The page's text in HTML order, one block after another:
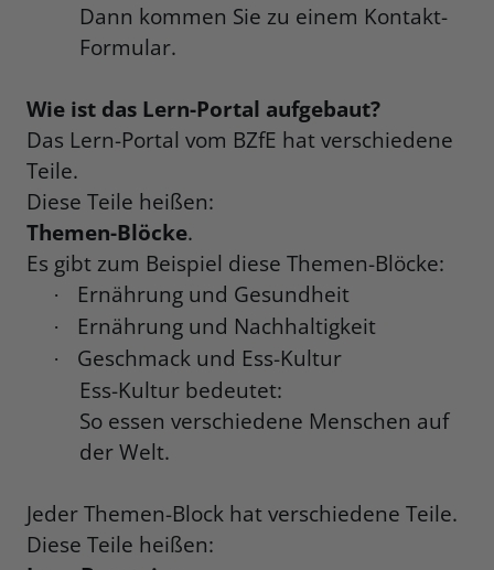
Dann kommen Sie zu einem Kontakt-
Formular.
Wie ist das Lern-Portal aufgebaut?
Das Lern-Portal vom BZfE hat verschiedene
Teile.
Diese Teile heißen:
Themen-Blöcke.
Es gibt zum Beispiel diese Themen-Blöcke:
· Ernährung und Gesundheit
· Ernährung und Nachhaltigkeit
·
Geschmack und Ess-Kultur
Ess-Kultur bedeutet:
So essen verschiedene Menschen auf
der Welt.
Jeder Themen-Block hat verschiedene Teile.
Diese Teile heißen: